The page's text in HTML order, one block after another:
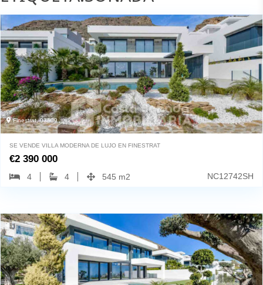
Finestrat, 03509
SE VENDE VILLA MODERNA DE LUJO EN FINESTRAT
€2 390 000
4 4 545 m2 NC12742SH